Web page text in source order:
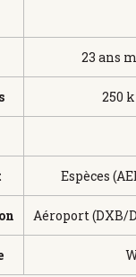
23 ans
250
Espèces
Aéroport (DXB/